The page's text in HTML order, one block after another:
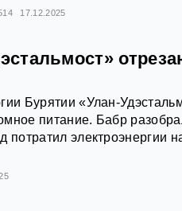
17.12.2025
Бурятии «Улан-
питание. Бабр
потратил электроэнергии